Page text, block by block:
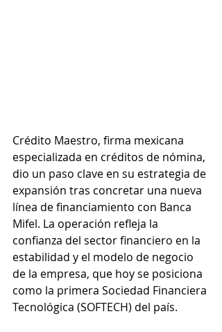
Crédito Maestro, firma mexicana
especializada en créditos de nómina,
dio un paso clave en su estrategia de
expansión tras concretar una nueva
línea de financiamiento con Banca
Mifel. La operación refleja la
confianza del sector financiero en la
estabilidad y el modelo de negocio
de la empresa, que hoy se posiciona
como la primera Sociedad Financiera
Tecnológica (SOFTECH) del país.